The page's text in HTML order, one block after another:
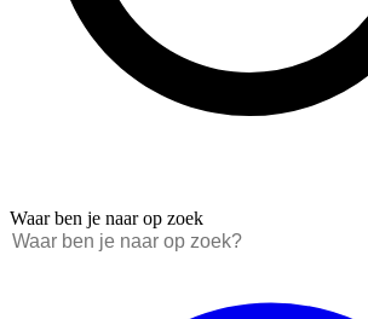
Waar ben je naar op zoek